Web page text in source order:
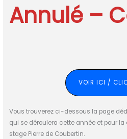
Annulé –
VOIR ICI /
Vous trouverez ci-dessous la page
qui se déroulera cette année et pour
stage Pierre de Coubertin.